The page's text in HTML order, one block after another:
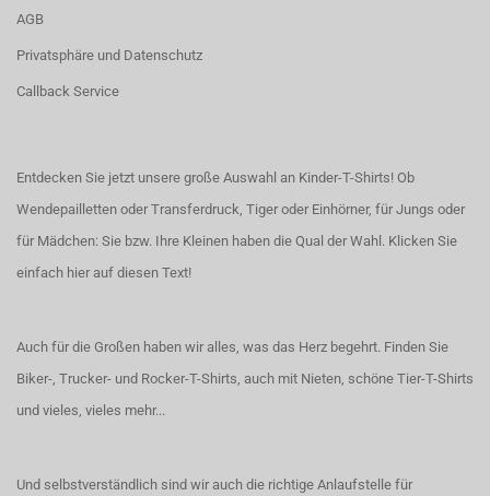
AGB
Privatsphäre und Datenschutz
Callback Service
Entdecken Sie jetzt unsere große Auswahl an Kinder-T-Shirts! Ob
Wendepailletten oder Transferdruck, Tiger oder Einhörner, für Jungs oder
für Mädchen: Sie bzw. Ihre Kleinen haben die Qual der Wahl. Klicken Sie
einfach hier auf diesen Text!
Auch für die Großen haben wir alles, was das Herz begehrt. Finden Sie
Biker-, Trucker- und Rocker-T-Shirts, auch mit Nieten, schöne Tier-T-Shirts
und vieles, vieles mehr...
Und selbstverständlich sind wir auch die richtige Anlaufstelle für